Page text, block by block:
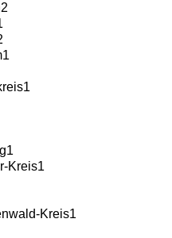
2
1
1
1
Kreis1
Kreis1